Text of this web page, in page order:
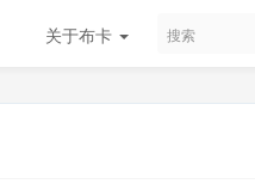
关于布卡